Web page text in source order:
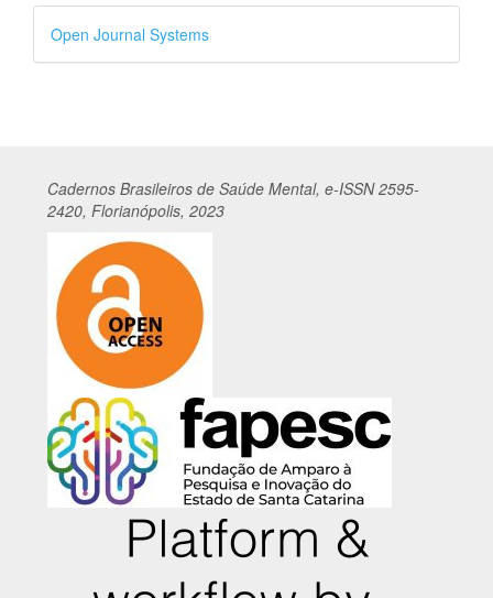
Desenvolvido
por
Open Journal Systems
Cadernos Brasileiros de Saúde Mental, e-ISSN 2595-
2420, Florianópolis, 2023